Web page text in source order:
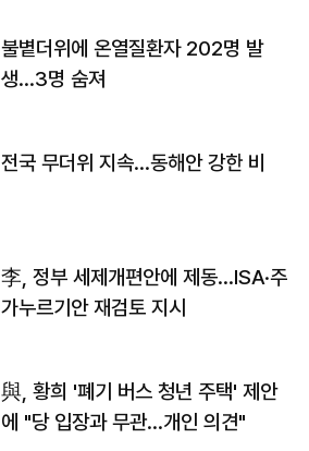
불볕더위에 온열질환자 202명 발
생…3명 숨져
전국 무더위 지속…동해안 강한 비
李, 정부 세제개편안에 제동…ISA·주
가누르기안 재검토 지시
與, 황희 '폐기 버스 청년 주택' 제안
에 "당 입장과 무관…개인 의견"